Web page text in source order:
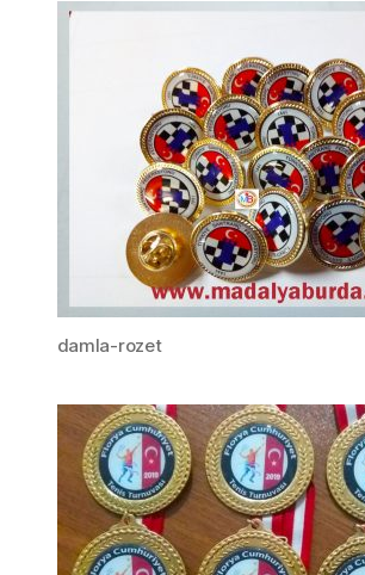
damla-rozet